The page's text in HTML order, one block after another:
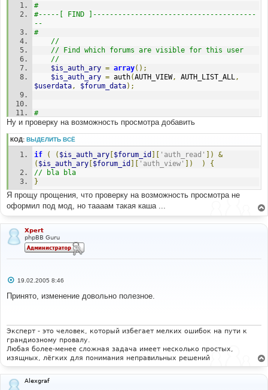
#
#-----[ FIND ]---------------------------------------
--
#
//
// Find which forums are visible for this user
//
$is_auth_ary = array();
$is_auth_ary = auth(AUTH_VIEW, AUTH_LIST_ALL ,
$userdata , $forum_data);
#
#-----[ REPLACE WITH ]-------------------------------
#
//
// Find which forums are visible for this user
//
$is_auth_ary
$userdata, $forum_data);
Ну и проверку на возможность просмотра добавить
КОД: ВЫДЕЛИТЬ ВСЁ
if ( ( $is_auth_ary [$forum_id ][ 'auth_read' ])
&
( $is_auth_ary [$forum_id ][ 'auth_view' ]) )
{
// bla bla
}
Я прощу прощения, что проверку на возможность просмотра не
оформил под мод, но таааам такая каша ...
Xpert
phpBB Guru
С
о
б
и
19.02.2005 8:46
Принято, изменение довольно полезное.
Эксперт - это человек, который избегает мелких ошибок на пути к
грандиозному провалу.
Любая более-менее сложная задача имеет несколько простых,
изящных, лёгких для понимания неправильных решений
Alexgraf